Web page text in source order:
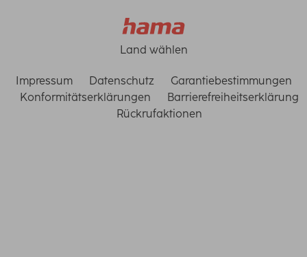
Land wählen
Impressum Datenschutz
Garantiebestimmungen
Konformitätserklärungen
Barrierefreiheitserklärung
Rückrufaktionen